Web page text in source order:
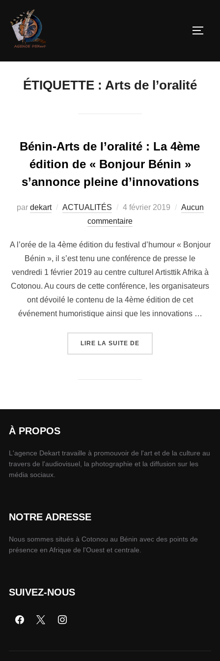
ÉTIQUETTE : Arts de l’oralité
Bénin-Arts de l’oralité : La 4ème
édition de « Bonjour Bénin »
s’annonce pleine d’innovations
par dekart ACTUALITÉS 4 février 2019
Aucun
commentaire
A l’orée de la 4ème édition du festival d’humour « Bonjour
Bénin », il s’est tenu une conférence de presse le
vendredi 1 février 2019 au centre culturel Artisttik Afrika à
Cotonou. Au cours de cette conférence, les organisateurs
ont dévoilé le contenu de la 4ème édition de cet
événement humoristique ainsi que les innovations …
LIRE LA SUITE DE
À PROPOS
L'agence Dekart travaille à promouvoir de l'art et de la culture au
travers de l'audiovisuel, la photographie et la diffusion sur les
média sociaux.
NOTRE ADRESSE
Nous sommes situés à Cotonou au Bénin avec des points de
présence en Afrique de l'Ouest et centrale.
SUIVEZ-NOUS